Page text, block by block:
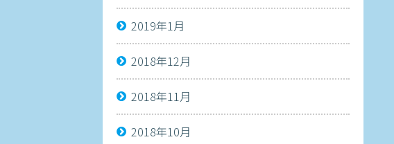
2019年1月
2018年12月
2018年11月
2018年10月